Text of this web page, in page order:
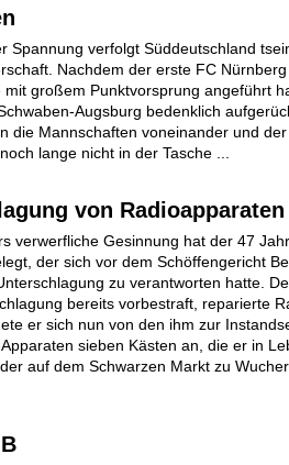
Spannung verfolgt Süddeutschland
Nachdem der erste FC
mit großem Punktvorsprung angeführt
Augsburg bedenklich
die Mannschaften voneinander und der
lange nicht in der Tasche ...
von Radioapparaten
verwerfliche Gesinnung hat der 47
der sich vor dem Schöffengericht
zu verantworten hatte.
bereits vorbestraft, reparierte
er sich nun von den ihm zur
sieben Kästen an, die er in
auf dem Schwarzen Markt zu